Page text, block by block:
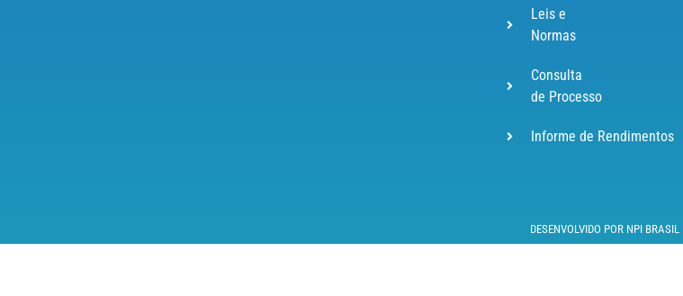
Leis e
Normas
Consulta
de Processo
Informe de Rendimentos
DESENVOLVIDO POR NPI BRASIL